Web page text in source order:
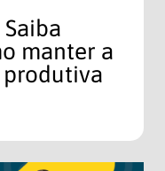
manter a
produtiva